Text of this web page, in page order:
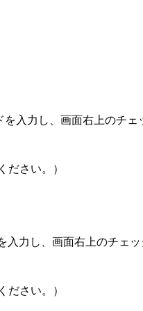
入力し、画面右上のチ
ださい。）
入力し、画面右上のチェ
ださい。）